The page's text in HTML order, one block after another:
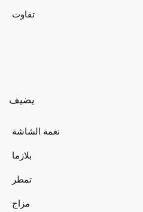
تفاوت
يضيف
نغمة الشاشة
بلازما
تمطر
مزاج